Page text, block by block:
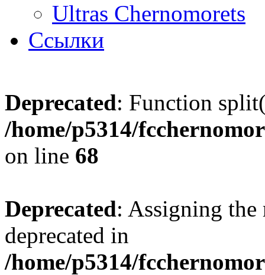
Ultras Chernomorets
Ссылки
Deprecated: Function
/home/p5314/
on line 68
Deprecated: Assigning the
deprecated in
/home/p5314/